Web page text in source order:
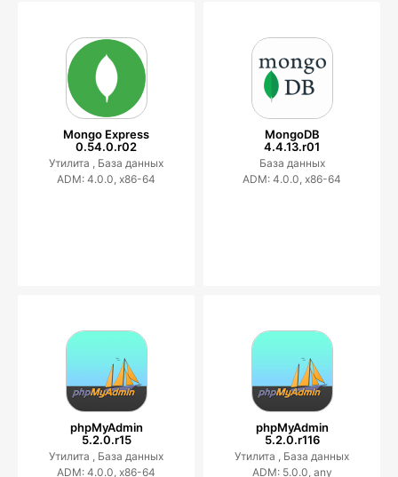
Mongo Express
0.54.0.r02
Утилита , База данных
ADM: 4.0.0, x86-64
MongoDB
4.4.13.r01
База данных
ADM: 4.0.0, x86-64
phpMyAdmin
5.2.0.r15
Утилита , База данных
ADM: 4.0.0, x86-64
phpMyAdmin
5.2.0.r116
Утилита , База данных
ADM: 5.0.0, any